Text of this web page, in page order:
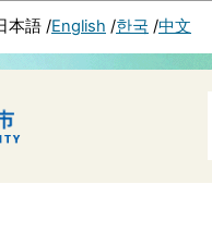
本語 English 한국 中文